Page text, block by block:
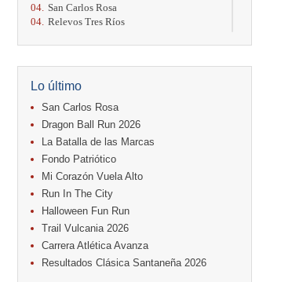
04. San Carlos Rosa
04. Relevos Tres Ríos
17. Caribe Paradise Run
Casa Turire Trail Run
18. Warriors Run Circuit
18. Samsung Jacó Beach Half Marathon
2026
KRun by Under Armour
25. Run Alajuela
31. Halloween Fun Run
15. Entre Pan y Rosas
Diciembre
06. Trail Vulcania 2026
Lo último
San Carlos Rosa
Dragon Ball Run 2026
La Batalla de las Marcas
Fondo Patriótico
Mi Corazón Vuela Alto
Run In The City
Halloween Fun Run
Trail Vulcania 2026
Carrera Atlética Avanza
Resultados Clásica Santaneña 2026